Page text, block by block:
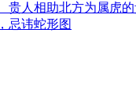
人相助北方为属虎
忌讳蛇形图